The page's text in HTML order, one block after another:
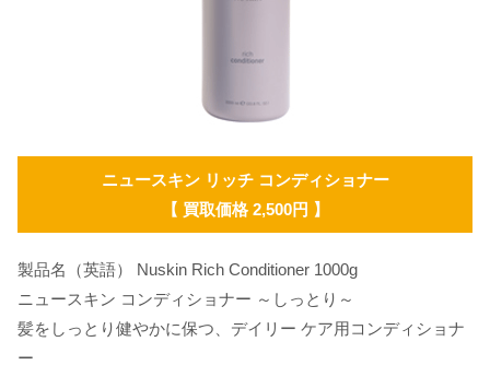
ニュースキン リッチ コンディショナー
【 買取価格 2,500円 】
製品名（英語） Nuskin Rich Conditioner 1000g
ニュースキン コンディショナー ～しっとり～
髪をしっとり健やかに保つ、デイリー ケア用コンディショナ
ー